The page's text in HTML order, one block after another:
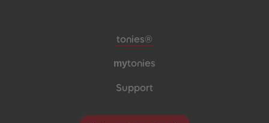
Meta-Navigation Footer
tonies®
mytonies
Support